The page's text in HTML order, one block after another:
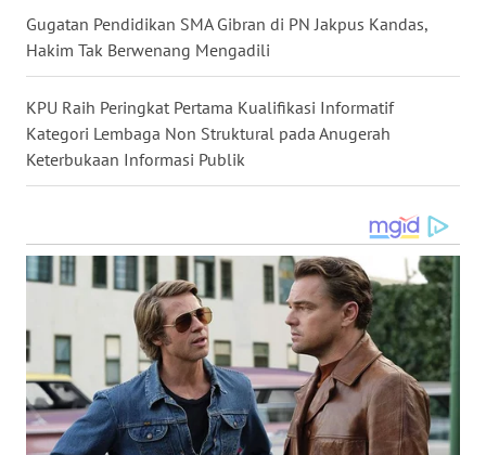
Gugatan Pendidikan SMA Gibran di PN Jakpus Kandas,
Hakim Tak Berwenang Mengadili
KPU Raih Peringkat Pertama Kualifikasi Informatif
Kategori Lembaga Non Struktural pada Anugerah
Keterbukaan Informasi Publik
WN
DAIRI
WN
TOBA
WN
WN
TAPANULI
SELATAN